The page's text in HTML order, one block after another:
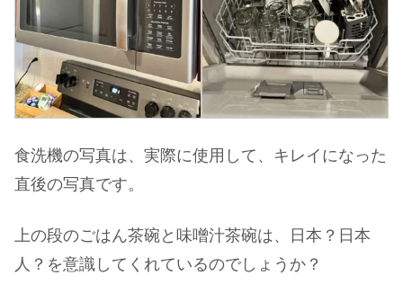
食洗機の写真は、実際に使用して、キレイになった
直後の写真です。
上の段のごはん茶碗と味噌汁茶碗は、日本？日本
人？を意識してくれているのでしょうか？